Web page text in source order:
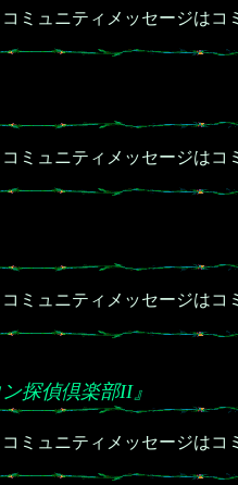
コミュニティメッセージはコ
コミュニティメッセージはコ
コミュニティメッセージはコ
探偵倶楽部II』
コミュニティメッセージはコ